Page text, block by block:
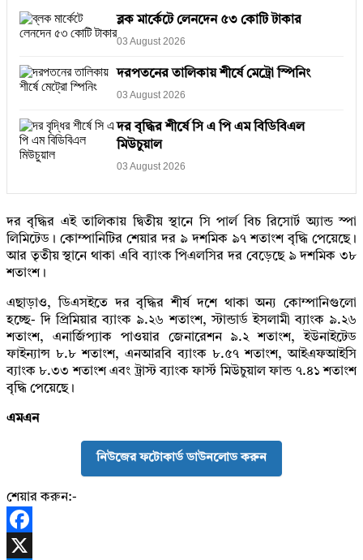
ব্লক মার্কেটে লেনদেন ৫৩ কোটি টাকার
03 August 2026
দরপতনের তালিকায় শীর্ষে মেট্রো স্পিনিং
03 August 2026
দর বৃদ্ধির শীর্ষে সি এ পি এম বিডিবিএল
মিউচুয়াল
03 August 2026
দর বৃদ্ধির এই তালিকায় দ্বিতীয় স্থানে সি পার্ল বিচ রিসোর্ট অ্যান্ড স্পা
লিমিটেড। কোম্পানিটির শেয়ার দর ৯ দশমিক ৯৭ শতাংশ বৃদ্ধি পেয়েছে।
আর তৃতীয় স্থানে থাকা এবি ব্যাংক পিএলসির দর বেড়েছে ৯ দশমিক ৩৮
শতাংশ।
এছাড়াও, ডিএসইতে দর বৃদ্ধির শীর্ষ দশে থাকা অন্য কোম্পানিগুলো
হচ্ছে- দি প্রিমিয়ার ব্যাংক ৯.২৬ শতাংশ, স্টান্ডার্ড ইসলামী ব্যাংক ৯.২৬
শতাংশ, এনার্জিপ্যাক পাওয়ার জেনারেশন ৯.২ শতাংশ, ইউনাইটেড
ফাইন্যান্স ৮.৮ শতাংশ, এনআরবি ব্যাংক ৮.৫৭ শতাংশ, আইএফআইসি
ব্যাংক ৮.৩৩ শতাংশ এবং ট্রাস্ট ব্যাংক ফার্স্ট মিউচুয়াল ফান্ড ৭.৪১ শতাংশ
বৃদ্ধি পেয়েছে।
এমএন
নিউজের ফটোকার্ড ডাউনলোড করুন
শেয়ার করুন:-
Facebook